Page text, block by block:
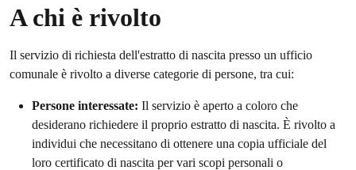
A chi è rivolto
Il servizio di richiesta dell'estratto di nascita presso un ufficio
comunale è rivolto a diverse categorie di persone, tra cui:
Persone interessate: Il servizio è aperto a coloro che
desiderano richiedere il proprio estratto di nascita. È rivolto a
individui che necessitano di ottenere una copia ufficiale del
loro certificato di nascita per vari scopi personali o